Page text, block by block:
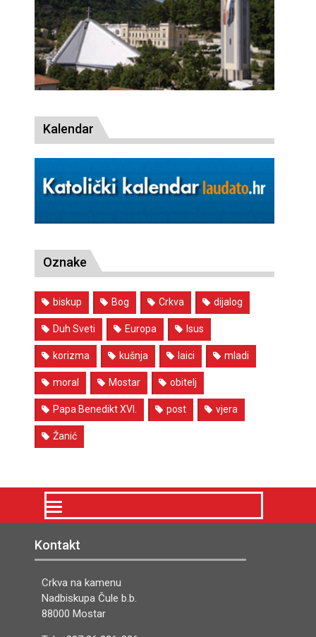
Kalendar
Oznake
biskup Bog Crkva dijalog
Duh Sveti Europa Isus
korizma kušnja laici mladi
moral Mostar obitelj
Papa Benedikt XVI. post vjera
Žanić
Kontakt
Crkva na kamenu
Nadbiskupa Čule b.b.
88000 Mostar